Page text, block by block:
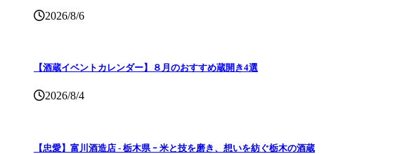
2026/8/6
【酒蔵イベントカレンダー】８月のおすすめ蔵開き4選
2026/8/4
【忠愛】富川酒造店 ‐ 栃木県 ｰ 米と技を磨き、想いを紡ぐ栃木の酒蔵